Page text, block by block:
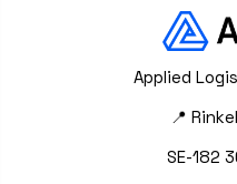
Applied
📍
SE-182